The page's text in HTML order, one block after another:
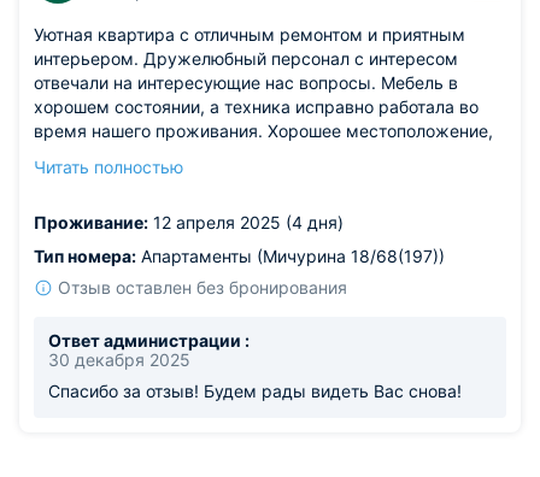
Уютная квартира с отличным ремонтом и приятным
интерьером. Дружелюбный персонал с интересом
отвечали на интересующие нас вопросы. Мебель в
хорошем состоянии, а техника исправно работала во
время нашего проживания. Хорошее местоположение,
парк, множество музеев и других развлечений. От
обязательно еще раз тут остановимся.
Читать полностью
Проживание: 12 апреля 2025 (4 дня)
Тип номера: Апартаменты (Мичурина 18/68(197))
Отзыв оставлен без бронирования
Ответ администрации :
30 декабря 2025
Спасибо за отзыв! Будем рады видеть Вас снова!